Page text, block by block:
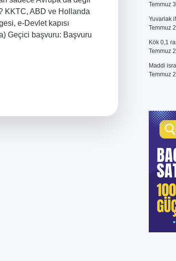
KKTC, ABD ve Hollanda
e-Devlet kapısı
Geçici başvuru: Başvuru
Temmuz
Yuvarlak
Temmuz
Kök 0,1
Temmuz
Maddi
Temmuz